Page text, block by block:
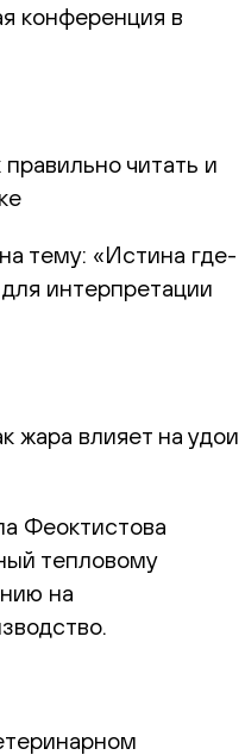
конференция в
читать и
тему: «Истина где-
интерпретации
жара влияет на удои
Феоктистова
тепловому
на